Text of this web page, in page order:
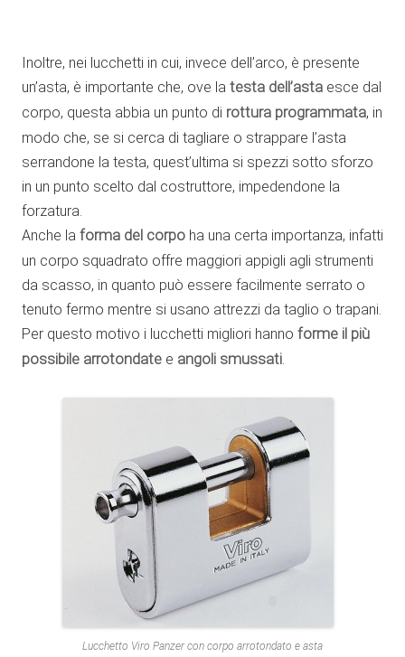
Inoltre, nei lucchetti in cui, invece dell’arco, è presente
un’asta, è importante che, ove la testa dell’asta esce dal
corpo, questa abbia un punto di rottura programmata, in
modo che, se si cerca di tagliare o strappare l’asta
serrandone la testa, quest’ultima si spezzi sotto sforzo
in un punto scelto dal costruttore, impedendone la
forzatura.
Anche la forma del corpo ha una certa importanza, infatti
un corpo squadrato offre maggiori appigli agli strumenti
da scasso, in quanto può essere facilmente serrato o
tenuto fermo mentre si usano attrezzi da taglio o trapani.
Per questo motivo i lucchetti migliori hanno forme il più
possibile arrotondate e angoli smussati.
Lucchetto Viro Panzer con corpo arrotondato e asta